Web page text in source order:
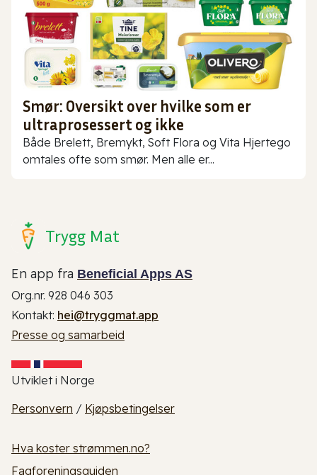
Smør: Oversikt over hvilke som er
ultraprosessert og ikke
Både Brelett, Bremykt, Soft Flora og Vita Hjertego
omtales ofte som smør. Men alle er...
Trygg Mat
En app fra Beneficial Apps AS
Org.nr. 928 046 303
Kontakt: hei@tryggmat.app
Presse og samarbeid
Utviklet i Norge
Personvern / Kjøpsbetingelser
Hva koster strømmen.no?
Fagforeningsguiden